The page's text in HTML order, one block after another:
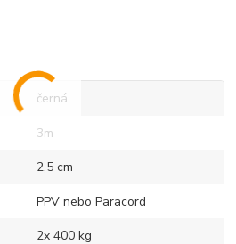
černá
3m
2,5 cm
PPV nebo Paracord
2x 400 kg